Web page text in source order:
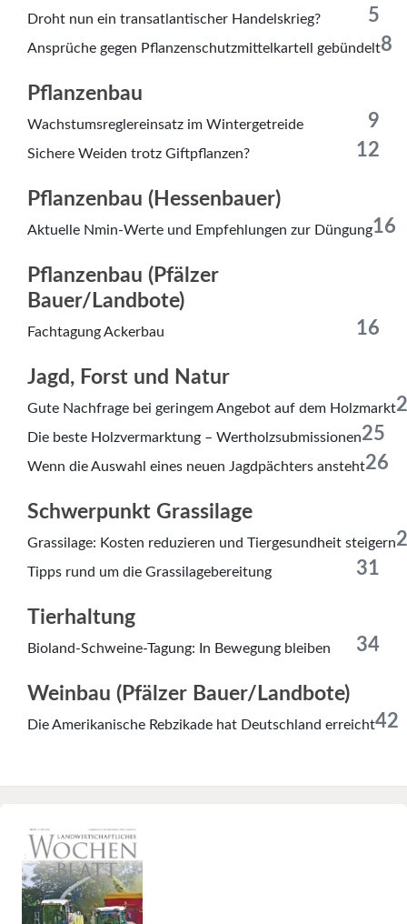
Droht nun ein transatlantischer Handelskrieg? 5
Ansprüche gegen Pflanzenschutzmittelkartell gebündelt8
Pflanzenbau
Wachstumsreglereinsatz im Wintergetreide 9
Sichere Weiden trotz Giftpflanzen? 12
Pflanzenbau (Hessenbauer)
Aktuelle Nmin-Werte und Empfehlungen zur Düngung16
Pflanzenbau (Pfälzer
Bauer/Landbote)
Fachtagung Ackerbau 16
Jagd, Forst und Natur
Gute Nachfrage bei geringem Angebot auf dem Holzmarkt
Die beste Holzvermarktung – Wertholzsubmissionen25
Wenn die Auswahl eines neuen Jagdpächters ansteht26
Schwerpunkt Grassilage
Grassilage: Kosten reduzieren und Tiergesundheit steigern
Tipps rund um die Grassilagebereitung 31
Tierhaltung
Bioland-Schweine-Tagung: In Bewegung bleiben 34
Weinbau (Pfälzer Bauer/Landbote)
Die Amerikanische Rebzikade hat Deutschland erreicht42